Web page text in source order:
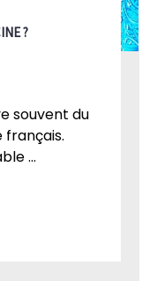
?
souvent du
...